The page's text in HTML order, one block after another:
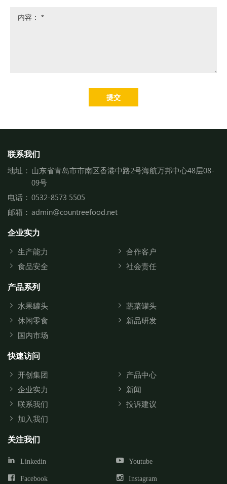
提交
联系我们
地址： 山东省青岛市市南区香港中路2号海航万邦中心48层08-
09号
电话： 0532-8573 5505
邮箱： admin@countreefood.net
企业实力
生产能力
合作客户
食品安全
社会责任
产品系列
水果罐头
蔬菜罐头
休闲零食
新品研发
国内市场
快速访问
开创集团
产品中心
企业实力
新闻
联系我们
投诉建议
加入我们
关注我们
Linkedin Youtube
Facebook Instagram